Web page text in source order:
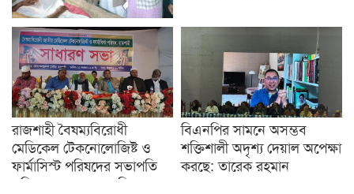
চারঘাটে অগ্নিকান্ডে ক্ষতিগ্রস্থ
পরিবারের পাশে জামায়াত
রাজশাহী বৈষম্যবিরোধী
মেডিকেল টেকনোলোজিষ্ট ও
ফার্মাসিস্ট পরিষদের সভাপতি
শরিফুল, সম্পাদক জাহিদ
বিএনপির সামনে অসম্ভব
শক্তিশালী অদৃশ্য দেয়াল অপেক্ষা
করছে: তারেক রহমান